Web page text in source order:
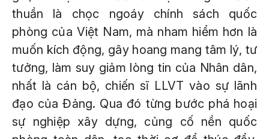
thuần là chọc ngoáy chính sách quốc
phòng của Việt Nam, mà nham hiểm hơn là
muốn kích động, gây hoang mang tâm lý, tư
tưởng, làm suy giảm lòng tin của Nhân dân,
nhất là cán bộ, chiến sĩ LLVT vào sự lãnh
đạo của Đảng. Qua đó từng bước phá hoại
sự nghiệp xây dựng, củng cố nền quốc